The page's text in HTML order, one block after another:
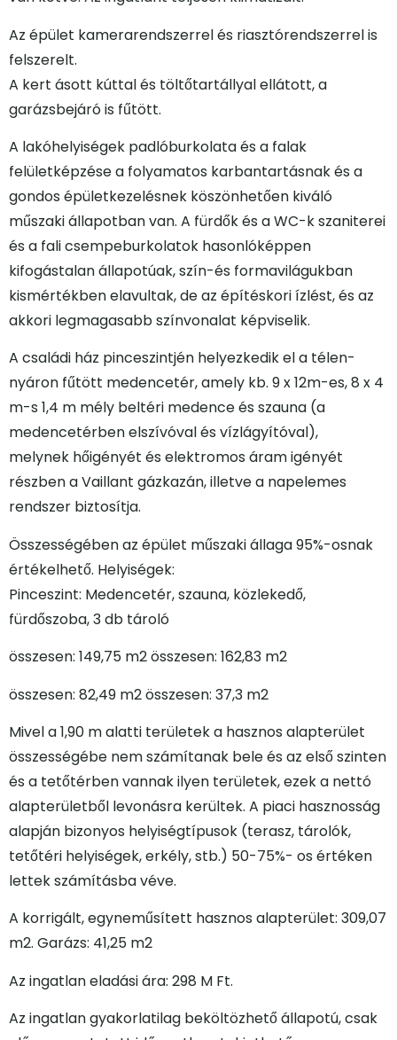
Az épület kamerarendszerrel és riasztórendszerrel is
felszerelt.
A kert ásott kúttal és töltőtartállyal ellátott, a
garázsbejáró is fűtött.
A lakóhelyiségek padlóburkolata és a falak
felületképzése a folyamatos karbantartásnak és a
gondos épületkezelésnek köszönhetően kiváló
műszaki állapotban van. A fürdők és a WC-k szaniterei
és a fali csempeburkolatok hasonlóképpen
kifogástalan állapotúak, szín-és formavilágukban
kismértékben elavultak, de az építéskori ízlést, és az
akkori legmagasabb színvonalat képviselik.
A családi ház pinceszintjén helyezkedik el a télen-
nyáron fűtött medencetér, amely kb. 9 x 12m-es, 8 x 4
m-s 1,4 m mély beltéri medence és szauna (a
medencetérben elszívóval és vízlágyítóval),
melynek hőigényét és elektromos áram igényét
részben a Vaillant gázkazán, illetve a napelemes
rendszer biztosítja.
Összességében az épület műszaki állaga 95%-osnak
értékelhető. Helyiségek:
Pinceszint: Medencetér, szauna, közlekedő,
fürdőszoba, 3 db tároló
összesen: 149,75 m2 összesen: 162,83 m2
összesen: 82,49 m2 összesen: 37,3 m2
Mivel a 1,90 m alatti területek a hasznos alapterület
összességébe nem számítanak bele és az első szinten
és a tetőtérben vannak ilyen területek, ezek a nettó
alapterületből levonásra kerültek. A piaci hasznosság
alapján bizonyos helyiségtípusok (terasz, tárolók,
tetőtéri helyiségek, erkély, stb.) 50-75%- os értéken
lettek számításba véve.
A korrigált, egyneműsített hasznos alapterület: 309,07
m2. Garázs: 41,25 m2
Az ingatlan eladási ára: 298 M Ft.
Az ingatlan gyakorlatilag beköltözhető állapotú, csak